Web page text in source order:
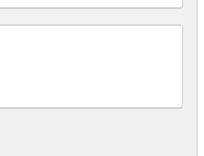
有关事项的通知